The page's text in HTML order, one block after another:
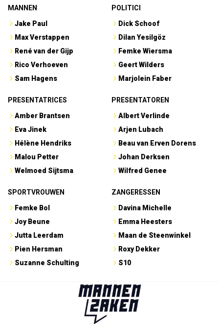
MANNEN
Jake Paul
Max Verstappen
René van der Gijp
Rico Verhoeven
Sam Hagens
POLITICI
Dick Schoof
Dilan Yesilgöz
Femke Wiersma
Geert Wilders
Marjolein Faber
PRESENTATRICES
Amber Brantsen
Eva Jinek
Hélène Hendriks
Malou Petter
Welmoed Sijtsma
PRESENTATOREN
Albert Verlinde
Arjen Lubach
Beau van Erven Dorens
Johan Derksen
Wilfred Genee
SPORTVROUWEN
Femke Bol
Joy Beune
Jutta Leerdam
Pien Hersman
Suzanne Schulting
ZANGERESSEN
Davina Michelle
Emma Heesters
Maan de Steenwinkel
Roxy Dekker
S10